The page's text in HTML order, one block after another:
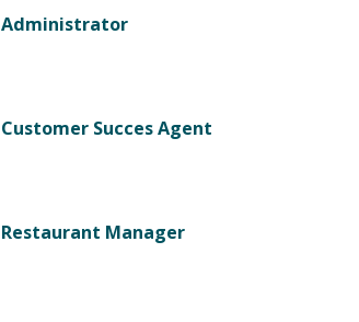
Administrator
Customer Succes Agent
Restaurant Manager